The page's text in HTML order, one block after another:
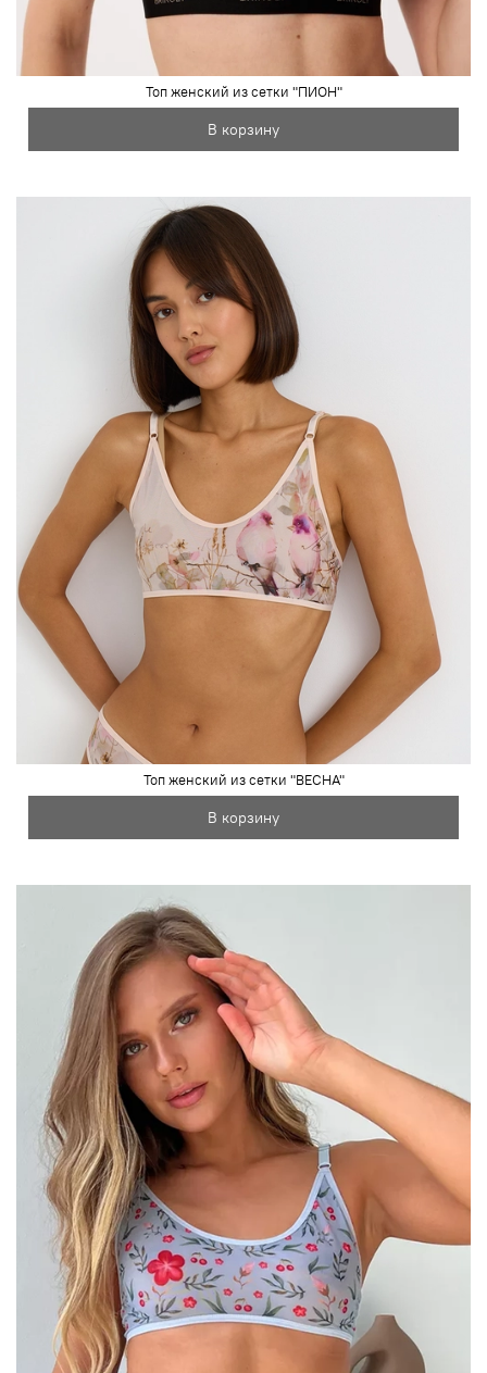
Топ женский из сетки "ПИОН"
В корзину
Топ женский из сетки "ВЕСНА"
В корзину